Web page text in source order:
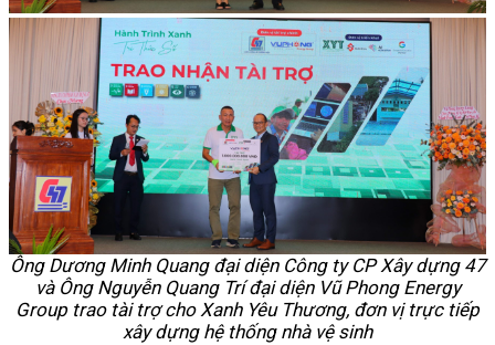
Ông Dương Minh Quang đại diện Công ty CP Xây dựng 47
và Ông Nguyễn Quang Trí đại diện Vũ Phong Energy
Group trao tài trợ cho Xanh Yêu Thương, đơn vị trực tiếp
xây dựng hệ thống nhà vệ sinh